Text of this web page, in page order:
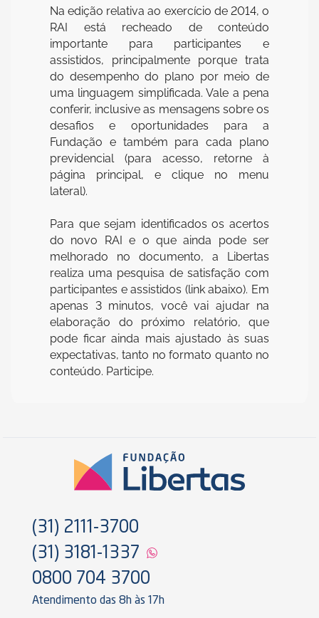
Na edição relativa ao exercício de 2014, o
RAI está recheado de conteúdo
importante para participantes e
assistidos, principalmente porque trata
do desempenho do plano por meio de
uma linguagem simplificada. Vale a pena
conferir, inclusive as mensagens sobre os
desafios e oportunidades para a
Fundação e também para cada plano
previdencial (para acesso, retorne à
página principal, e clique no menu
lateral).
Para que sejam identificados os acertos
do novo RAI e o que ainda pode ser
melhorado no documento, a Libertas
realiza uma pesquisa de satisfação com
participantes e assistidos (link abaixo). Em
apenas 3 minutos, você vai ajudar na
elaboração do próximo relatório, que
pode ficar ainda mais ajustado às suas
expectativas, tanto no formato quanto no
conteúdo. Participe.
(31) 2111-3700
(31) 3181-1337
0800 704 3700
Atendimento das 8h às 17h